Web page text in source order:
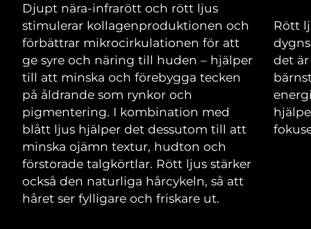
Djupt nära-infrarött och rött ljus
stimulerar kollagenproduktionen och
förbättrar mikrocirkulationen för att
ge syre och näring till huden – hjälper
till att minska och förebygga tecken
på åldrande som rynkor och
pigmentering. I kombination med
blått ljus hjälper det dessutom till att
minska ojämn textur, hudton och
förstorade talgkörtlar. Rött ljus stärker
också den naturliga hårcykeln, så att
håret ser fylligare och friskare ut.
Rött
det